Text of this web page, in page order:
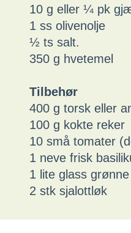
10 g eller ¼ pk
1 ss olivenolje
½ ts salt.
350 g hvetemel
Tilbehør
400 g torsk eller
100 g kokte reker
10 små tomater
1 neve frisk
1 lite glass
2 stk sjalottløk